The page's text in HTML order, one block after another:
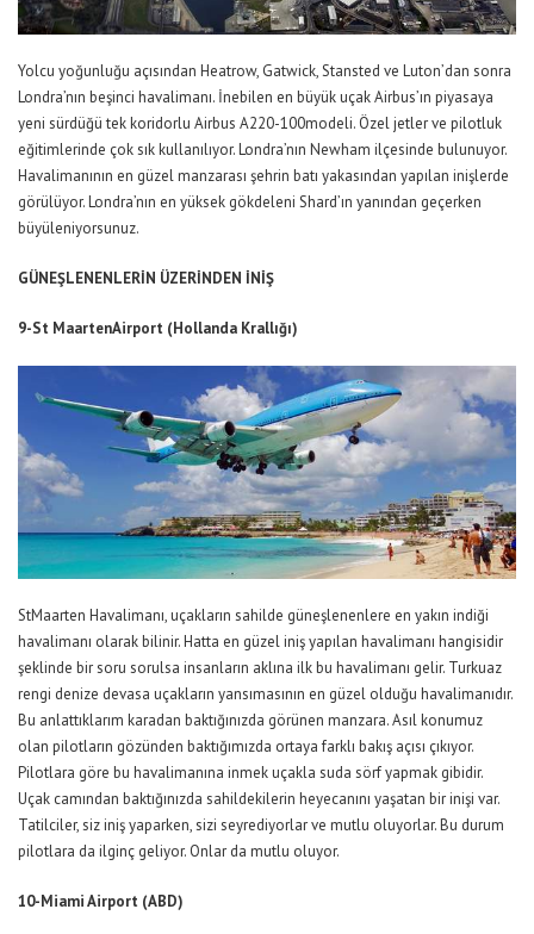
Yolcu yoğunluğu açısından Heatrow, Gatwick, Stansted ve Luton’dan sonra
Londra’nın beşinci havalimanı. İnebilen en büyük uçak Airbus’ın piyasaya
yeni sürdüğü tek koridorlu Airbus A220-100modeli. Özel jetler ve pilotluk
eğitimlerinde çok sık kullanılıyor. Londra’nın Newham ilçesinde bulunuyor.
Havalimanının en güzel manzarası şehrin batı yakasından yapılan inişlerde
görülüyor. Londra’nın en yüksek gökdeleni Shard’ın yanından geçerken
büyüleniyorsunuz.
GÜNEŞLENENLERİN ÜZERİNDEN İNİŞ
9-St MaartenAirport (Hollanda Krallığı)
StMaarten Havalimanı, uçakların sahilde güneşlenenlere en yakın indiği
havalimanı olarak bilinir. Hatta en güzel iniş yapılan havalimanı hangisidir
şeklinde bir soru sorulsa insanların aklına ilk bu havalimanı gelir. Turkuaz
rengi denize devasa uçakların yansımasının en güzel olduğu havalimanıdır.
Bu anlattıklarım karadan baktığınızda görünen manzara. Asıl konumuz
olan pilotların gözünden baktığımızda ortaya farklı bakış açısı çıkıyor.
Pilotlara göre bu havalimanına inmek uçakla suda sörf yapmak gibidir.
Uçak camından baktığınızda sahildekilerin heyecanını yaşatan bir inişi var.
Tatilciler, siz iniş yaparken, sizi seyrediyorlar ve mutlu oluyorlar. Bu durum
pilotlara da ilginç geliyor. Onlar da mutlu oluyor.
10-Miami Airport (ABD)